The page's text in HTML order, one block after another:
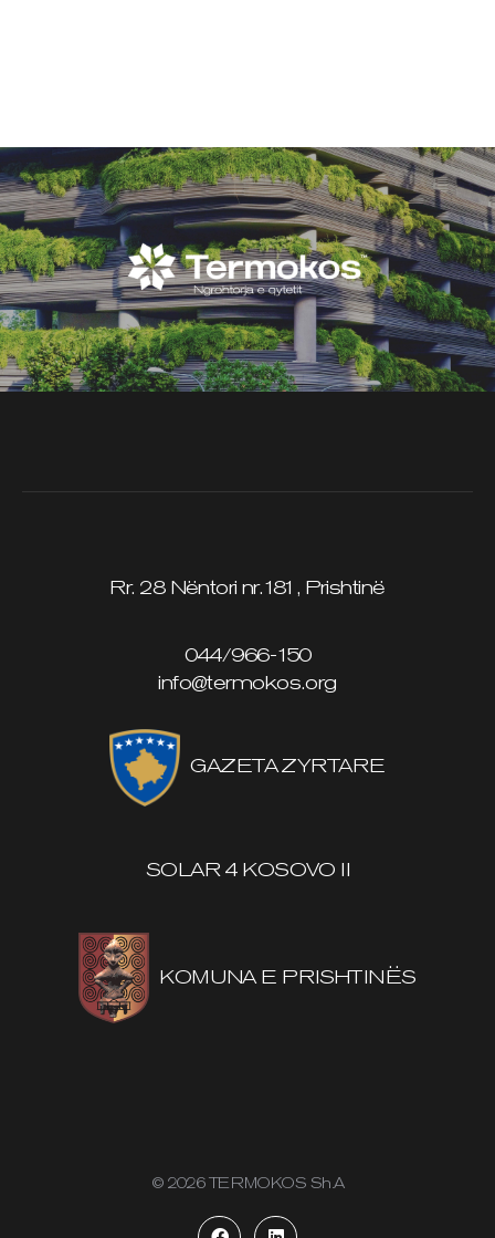
Rr. 28 Nëntori nr.181, Prishtinë
044/966-150
info@termokos.org
GAZETA ZYRTARE
SOLAR 4 KOSOVO II
KOMUNA E PRISHTINËS
© 2026 TERMOKOS Sh.A